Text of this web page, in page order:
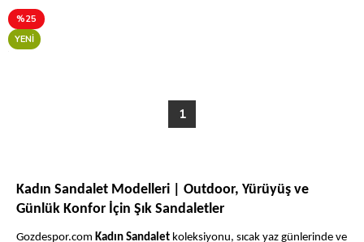
%25
YENI
1
Kadın Sandalet Modelleri | Outdoor, Yürüyüş ve
Günlük Konfor İçin Şık Sandaletler
Gozdespor.com Kadın Sandalet koleksiyonu, sıcak yaz günlerinde ve